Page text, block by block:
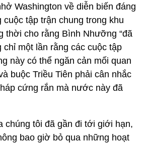
Washington về diễn biến đáng
cuộc tập trận chung trong khu
thời cho rằng Bình Nhưỡng “đã
chỉ một lần rằng các cuộc tập
này có thể ngăn cản mối quan
buộc Triều Tiên phải cân nhắc
cứng rắn mà nước này đã
chúng tôi đã gần đi tới giới hạn,
bao giờ bỏ qua những hoạt